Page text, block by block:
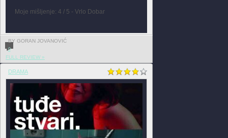
Moje mišljenje: 4 / 5 - Vrlo Dobar
BY GORAN JOVANOVIĆ
0
FULL REVIEW »
DRAMA